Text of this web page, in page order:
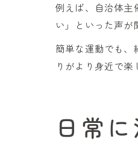
例えば、自治体主
い」といった声が
簡単な運動でも、
りがより身近で楽
日常